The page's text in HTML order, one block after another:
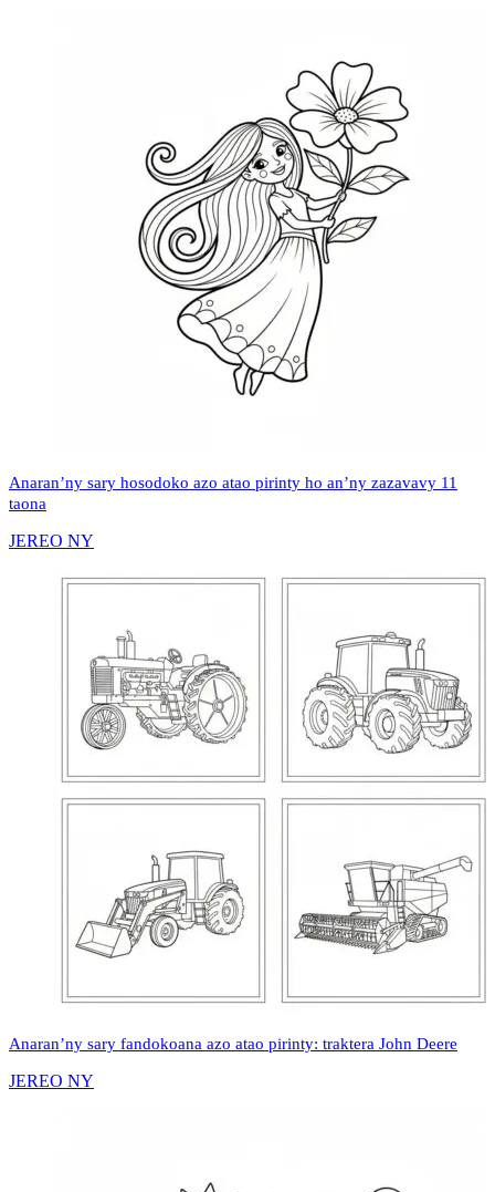
Anaran’ny sary hosodoko azo atao pirinty ho an’ny zazavavy 11
taona
JEREO NY
Anaran’ny sary fandokoana azo atao pirinty: traktera John Deere
JEREO NY